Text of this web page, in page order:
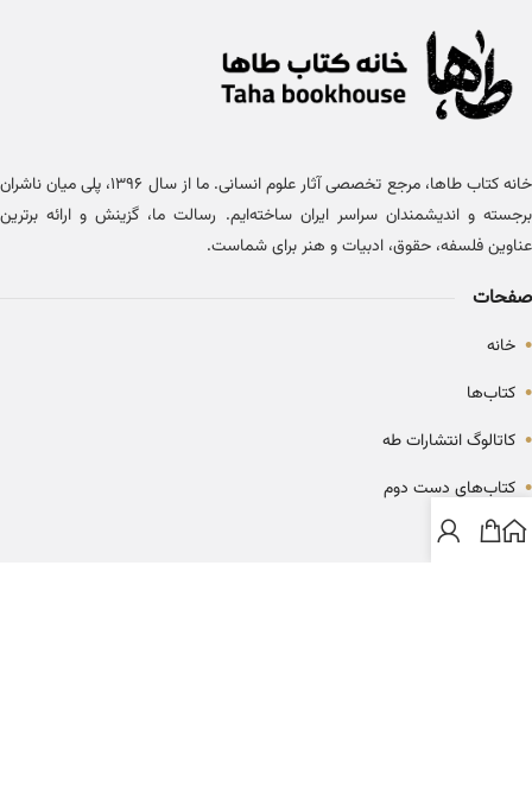
خانه کتاب طاها، مرجع تخصصی آثار علوم انسانی. ما از سال ۱۳۹۶، پلی میان ناشران
برجسته و اندیشمندان سراسر ایران ساخته‌ایم. رسالت ما، گزینش و ارائه برترین
عناوین فلسفه، حقوق، ادبیات و هنر برای شماست.
صفحات
• خانه
• کتاب‌ها
• کاتالوگ انتشارات طه
• کتاب‌های دست دوم
• بلاگ